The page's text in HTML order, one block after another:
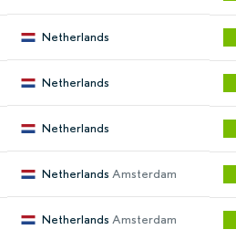
Netherlands
Netherlands
Netherlands
Netherlands Amsterdam
Netherlands Amsterdam